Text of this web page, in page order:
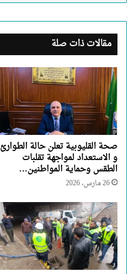
مقالات ذات صلة
صحة القليوبية تعلن حالة الطوارئ
و الاستعداد لمواجهة تقلبات
الطقس وحماية المواطنين…
26 مارس، 2026